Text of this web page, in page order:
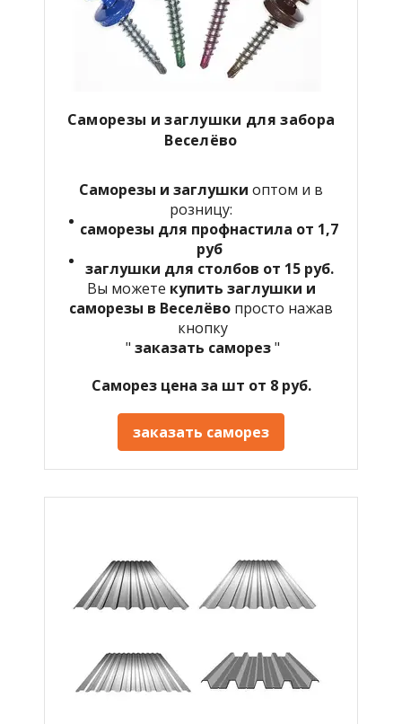
Саморезы и заглушки для забора
Веселёво
Саморезы и заглушки оптом и в
розницу:
саморезы для профнастила от 1,7
руб
заглушки для столбов от 15 руб.
Вы можете купить заглушки и
саморезы в Веселёво просто нажав
кнопку
" заказать саморез"
Саморез цена за шт от 8 руб.
заказать саморез